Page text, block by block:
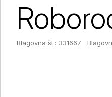
Blagovna št.: 331667